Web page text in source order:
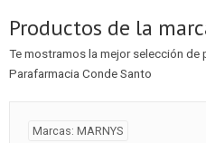
Productos de la
Te mostramos la mejor selección de
Parafarmacia Conde Santo
Marcas: MARNYS